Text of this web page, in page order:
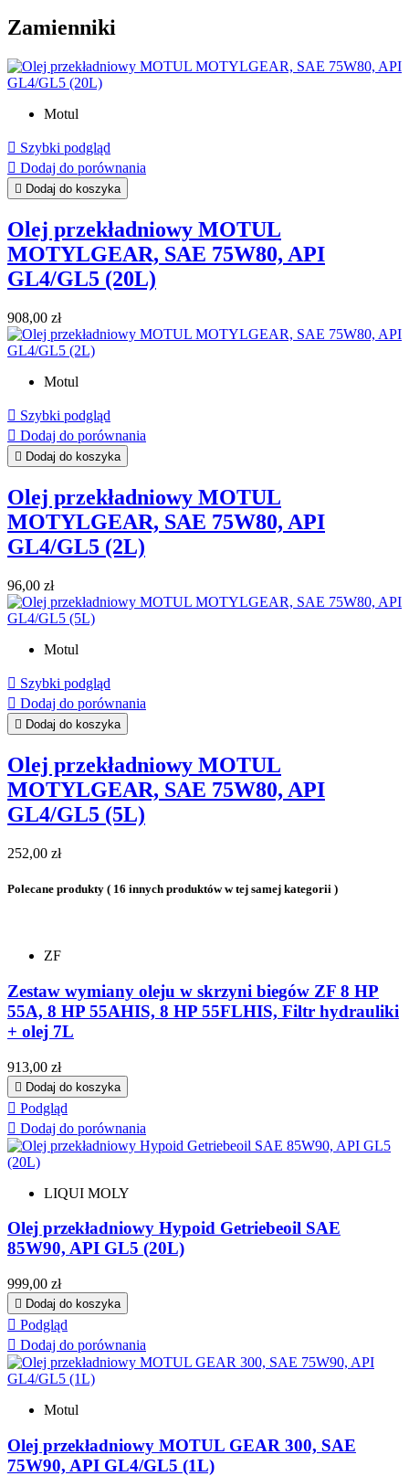
Zamienniki
Motul
 Szybki podgląd
 Dodaj do porównania
 Dodaj do koszyka
Olej przekładniowy MOTUL
MOTYLGEAR, SAE 75W80, API
GL4/GL5 (20L)
Cena
908,00 zł
Motul
 Szybki podgląd
 Dodaj do porównania
 Dodaj do koszyka
Olej przekładniowy MOTUL
MOTYLGEAR, SAE 75W80, API
GL4/GL5 (2L)
Cena
96,00 zł
Motul
 Szybki podgląd
 Dodaj do porównania
 Dodaj do koszyka
Olej przekładniowy MOTUL
MOTYLGEAR, SAE 75W80, API
GL4/GL5 (5L)
Cena
252,00 zł
Polecane produkty ( 16 innych produktów w tej samej kategorii )
ZF
Zestaw wymiany oleju w skrzyni biegów ZF 8 HP
55A, 8 HP 55AHIS, 8 HP 55FLHIS, Filtr hydrauliki
+ olej 7L
Cena
913,00 zł
 Dodaj do koszyka
 Podgląd
 Dodaj do porównania
LIQUI MOLY
Olej przekładniowy Hypoid Getriebeoil SAE
85W90, API GL5 (20L)
Cena
999,00 zł
 Dodaj do koszyka
 Podgląd
 Dodaj do porównania
Motul
Olej przekładniowy MOTUL GEAR 300, SAE
75W90, API GL4/GL5 (1L)